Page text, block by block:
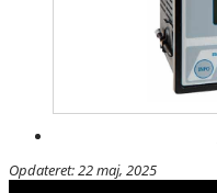
Opdateret: 22 maj, 2025